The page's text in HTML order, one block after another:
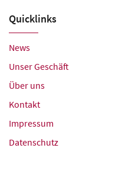
Quicklinks
News
Unser Geschäft
Über uns
Kontakt
Impressum
Datenschutz